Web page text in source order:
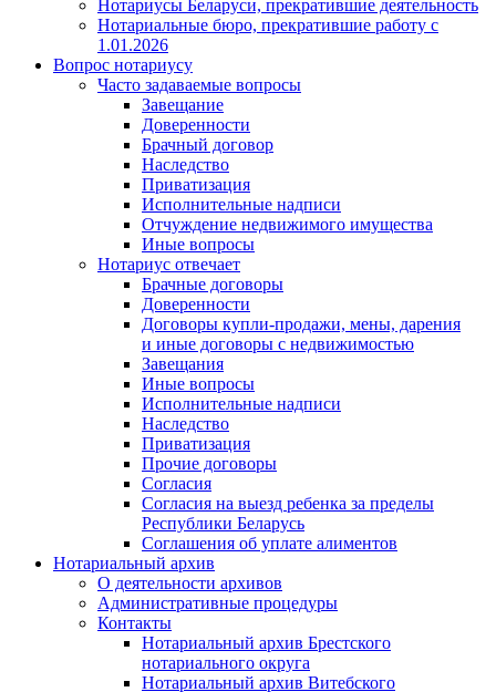
Нотариусы Беларуси, прекратившие деятельность
Нотариальные бюро, прекратившие работу с
1.01.2026
Вопрос нотариусу
Часто задаваемые вопросы
Завещание
Доверенности
Брачный договор
Наследство
Приватизация
Исполнительные надписи
Отчуждение недвижимого имущества
Иные вопросы
Нотариус отвечает
Брачные договоры
Доверенности
Договоры купли-продажи, мены, дарения
и иные договоры с недвижимостью
Завещания
Иные вопросы
Исполнительные надписи
Наследство
Приватизация
Прочие договоры
Согласия
Согласия на выезд ребенка за пределы
Республики Беларусь
Соглашения об уплате алиментов
Нотариальный архив
О деятельности архивов
Административные процедуры
Контакты
Нотариальный архив Брестского
нотариального округа
Нотариальный архив Витебского